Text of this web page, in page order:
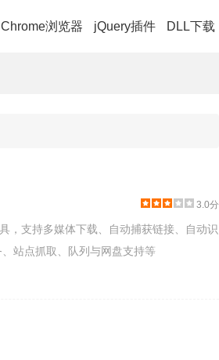
Chrome浏览器 jQuery插件 DLL下载
3.0分
，支持多媒体下载、自动捕获链接、自动识
站点抓取、队列与网盘支持等